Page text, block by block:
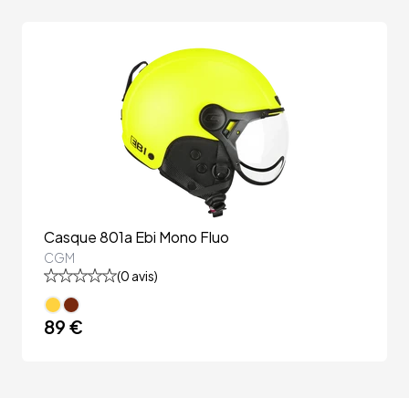
Casque 801a Ebi Mono Fluo
CGM
(0 avis)
89 €